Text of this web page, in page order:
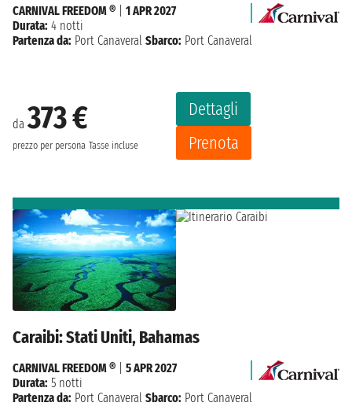
da373 €
prezzo per persona Tasse incluse
Dettagli
Prenota
CARNIVAL FREEDOM ®
1 APR 2027
Durata: 4 notti
Partenza da: Port Canaveral Sbarco: Port Canaveral
Caraibi: Stati Uniti, Bahamas
CARNIVAL FREEDOM ®
5 APR 2027
Durata: 5 notti
Partenza da: Port Canaveral Sbarco: Port Canaveral